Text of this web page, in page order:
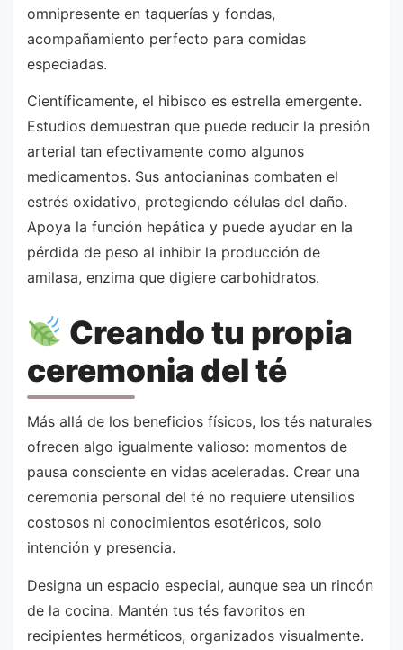
omnipresente en taquerías y fondas,
acompañamiento perfecto para comidas
especiadas.
Científicamente, el hibisco es estrella emergente.
Estudios demuestran que puede reducir la presión
arterial tan efectivamente como algunos
medicamentos. Sus antocianinas combaten el
estrés oxidativo, protegiendo células del daño.
Apoya la función hepática y puede ayudar en la
pérdida de peso al inhibir la producción de
amilasa, enzima que digiere carbohidratos.
Creando tu propia
ceremonia del té
Más allá de los beneficios físicos, los tés naturales
ofrecen algo igualmente valioso: momentos de
pausa consciente en vidas aceleradas. Crear una
ceremonia personal del té no requiere utensilios
costosos ni conocimientos esotéricos, solo
intención y presencia.
Designa un espacio especial, aunque sea un rincón
de la cocina. Mantén tus tés favoritos en
recipientes herméticos, organizados visualmente.